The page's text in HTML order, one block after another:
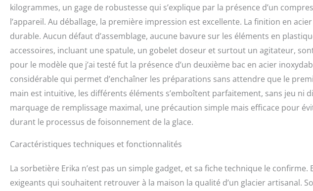
kilogrammes, un gage de robustesse qui s’explique par la présence d’un
l’appareil. Au déballage, la première impression est excellente. La finition en
durable. Aucun défaut d’assemblage, aucune bavure sur les éléments en
accessoires, incluant une spatule, un gobelet doseur et surtout un agitateur,
pour le modèle que j’ai testé fut la présence d’un deuxième bac en acier
considérable qui permet d’enchaîner les préparations sans attendre que le
main est intuitive, les différents éléments s’emboîtent parfaitement, sans jeu ni
marquage de remplissage maximal, une précaution simple mais efficace pour
durant le processus de foisonnement de la glace.
Caractéristiques techniques et fonctionnalités
La sorbetière Erika n’est pas un simple gadget, et sa fiche technique le
exigeants qui souhaitent retrouver à la maison la qualité d’un glacier artisanal.